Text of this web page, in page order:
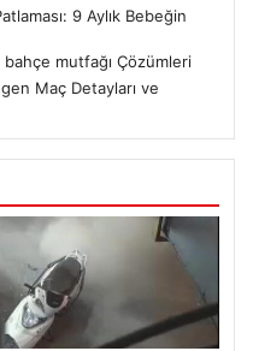
9 Aylık Bebeğin
bahçe mutfağı Çözümleri
Maç Detayları ve